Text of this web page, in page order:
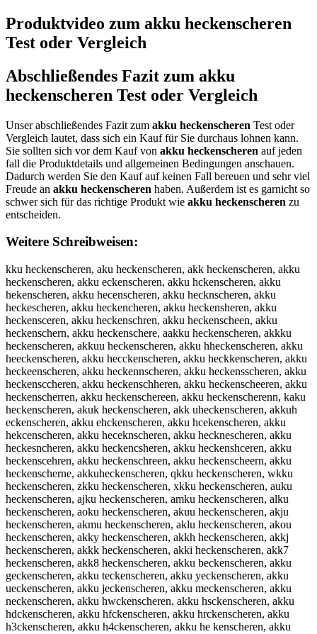
Produktvideo zum akku heckenscheren
Test oder Vergleich
Abschließendes Fazit zum akku
heckenscheren Test oder Vergleich
Unser abschließendes Fazit zum akku heckenscheren Test oder
Vergleich lautet, dass sich ein Kauf für Sie durchaus lohnen kann.
Sie sollten sich vor dem Kauf von akku heckenscheren auf jeden
fall die Produktdetails und allgemeinen Bedingungen anschauen.
Dadurch werden Sie den Kauf auf keinen Fall bereuen und sehr viel
Freude an akku heckenscheren haben. Außerdem ist es garnicht so
schwer sich für das richtige Produkt wie akku heckenscheren zu
entscheiden.
Weitere Schreibweisen:
kku heckenscheren, aku heckenscheren, akk heckenscheren, akku
heckenscheren, akku eckenscheren, akku hckenscheren, akku
hekenscheren, akku hecenscheren, akku hecknscheren, akku
heckescheren, akku heckencheren, akku heckensheren, akku
heckensceren, akku heckenschren, akku heckenscheen, akku
heckenschern, akku heckenschere, aakku heckenscheren, akkku
heckenscheren, akkuu heckenscheren, akku hheckenscheren, akku
heeckenscheren, akku hecckenscheren, akku heckkenscheren, akku
heckeenscheren, akku heckennscheren, akku heckensscheren, akku
heckensccheren, akku heckenschheren, akku heckenscheeren, akku
heckenscherren, akku heckenschereen, akku heckenscherenn, kaku
heckenscheren, akuk heckenscheren, akk uheckenscheren, akkuh
eckenscheren, akku ehckenscheren, akku hcekenscheren, akku
hekcenscheren, akku heceknscheren, akku hecknescheren, akku
heckesncheren, akku heckencsheren, akku heckenshceren, akku
heckenscehren, akku heckenschreen, akku heckenscheern, akku
heckenscherne, akkuheckenscheren, qkku heckenscheren, wkku
heckenscheren, zkku heckenscheren, xkku heckenscheren, auku
heckenscheren, ajku heckenscheren, amku heckenscheren, alku
heckenscheren, aoku heckenscheren, akuu heckenscheren, akju
heckenscheren, akmu heckenscheren, aklu heckenscheren, akou
heckenscheren, akky heckenscheren, akkh heckenscheren, akkj
heckenscheren, akkk heckenscheren, akki heckenscheren, akk7
heckenscheren, akk8 heckenscheren, akku beckenscheren, akku
geckenscheren, akku teckenscheren, akku yeckenscheren, akku
ueckenscheren, akku jeckenscheren, akku meckenscheren, akku
neckenscheren, akku hwckenscheren, akku hsckenscheren, akku
hdckenscheren, akku hfckenscheren, akku hrckenscheren, akku
h3ckenscheren, akku h4ckenscheren, akku he kenscheren, akku